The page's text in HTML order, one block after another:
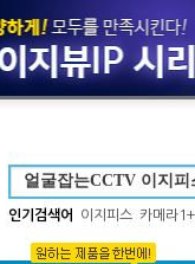
인기검색어 이지피스 카메라